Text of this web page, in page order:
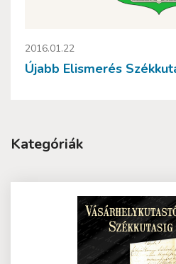
2016.01.22
Újabb Elismerés
Kategóriák